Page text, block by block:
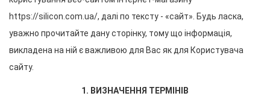
https://silicon.com.ua/, далі по тексту - «сайт». Будь ласка,
уважно прочитайте дану сторінку, тому що інформація,
викладена на ній є важливою для Вас як для Користувача
сайту.
1. ВИЗНАЧЕННЯ ТЕРМІНІВ